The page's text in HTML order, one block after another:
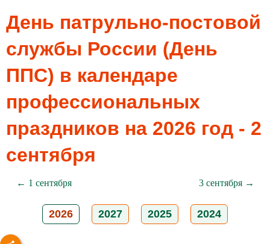
День патрульно-постовой
службы России (День
ППС) в календаре
профессиональных
праздников на 2026 год - 2
сентября
← 1 сентября 3 сентября →
2026 2027 2025 2024